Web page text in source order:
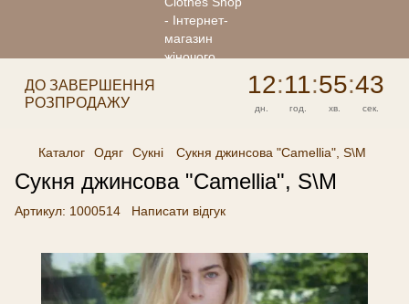
ДО ЗАВЕРШЕННЯ
РОЗПРОДАЖУ
12:11:55:43
дн. год. хв. сек.
Каталог Одяг Сукні Сукня джинсова "Сamellia", S\M
Сукня джинсова "Сamellia", S\M
Артикул: 1000514 Написати відгук